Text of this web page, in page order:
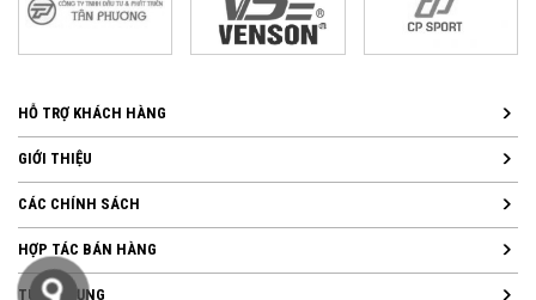
HỖ TRỢ KHÁCH HÀNG
GIỚI THIỆU
CÁC CHÍNH SÁCH
HỢP TÁC BÁN HÀNG
TUYỂN DỤNG